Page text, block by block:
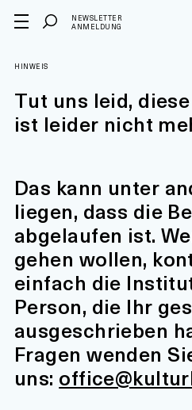
NEWSLETTER
ANMELDUNG
HINWEIS
Tut uns leid,
ist leider nicht
Das kann unter
liegen, dass die
abgelaufen ist.
gehen wollen,
einfach die
Person, die Ihr
ausgeschrieben
Fragen wenden
uns: